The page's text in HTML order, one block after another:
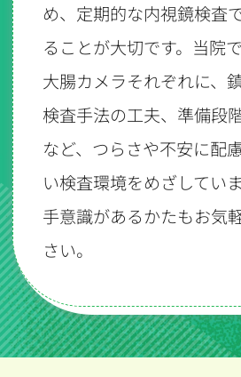
め、定期的な内視鏡検査
ることが大切です。当院
大腸カメラそれぞれに、
検査手法の工夫、準備段
など、つらさや不安に配
い検査環境をめざしてい
手意識があるかたもお気
さい。